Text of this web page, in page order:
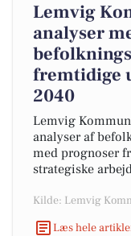
Lemvig
analyser
fremtidige
2040
Lemvig
analyser af
med prognoser
strategiske
Kilde: Lemvig
Læs hele